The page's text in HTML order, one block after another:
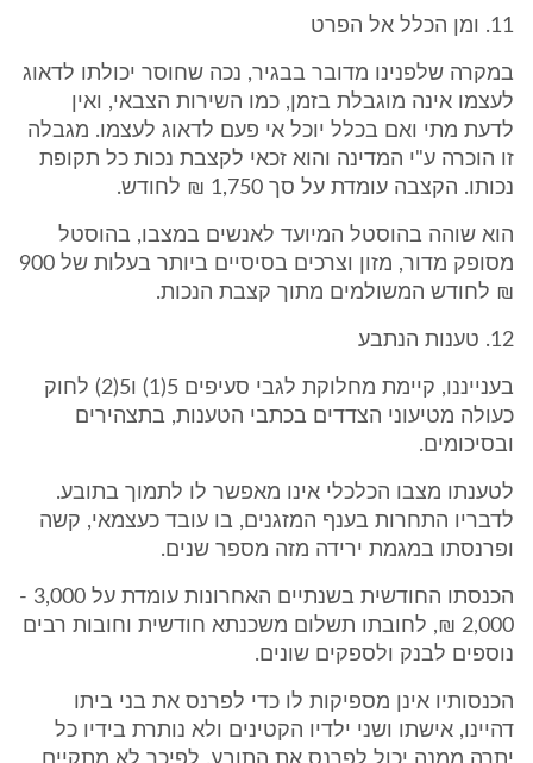
11. ומן הכלל אל הפרט
במקרה שלפנינו מדובר בבגיר, נכה שחוסר יכולתו לדאוג
לעצמו אינה מוגבלת בזמן, כמו השירות הצבאי, ואין
לדעת מתי ואם בכלל יוכל אי פעם לדאוג לעצמו. מגבלה
זו הוכרה ע"י המדינה והוא זכאי לקצבת נכות כל תקופת
נכותו. הקצבה עומדת על סך 1,750 ₪ לחודש.
הוא שוהה בהוסטל המיועד לאנשים במצבו, בהוסטל
מסופק מדור, מזון וצרכים בסיסיים ביותר בעלות של 900
₪ לחודש המשולמים מתוך קצבת הנכות.
12. טענות הנתבע
בענייננו, קיימת מחלוקת לגבי סעיפים 5(1) ו5(2) לחוק
כעולה מטיעוני הצדדים בכתבי הטענות, בתצהירים
ובסיכומים.
לטענתו מצבו הכלכלי אינו מאפשר לו לתמוך בתובע.
לדבריו התחרות בענף המזגנים, בו עובד כעצמאי, קשה
ופרנסתו במגמת ירידה מזה מספר שנים.
הכנסתו החודשית בשנתיים האחרונות עומדת על 3,000 -
2,000 ₪, לחובתו תשלום משכנתא חודשית וחובות רבים
נוספים לבנק ולספקים שונים.
הכנסותיו אינן מספיקות לו כדי לפרנס את בני ביתו
דהיינו, אישתו ושני ילדיו הקטינים ולא נותרת בידיו כל